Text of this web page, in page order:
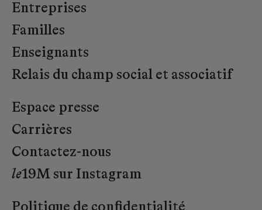
Entreprises
Familles
Enseignants
Relais du champ social et associatif
Espace presse
Carrières
Contactez-nous
le19M sur Instagram